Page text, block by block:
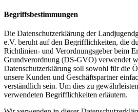
Begriffsbestimmungen
Die Datenschutzerklärung der
e.V. beruht auf den Begrifflichkeiten, die
Richtlinien- und Verordnungsgeber beim
Grundverordnung (DS-GVO) verwendet
Datenschutzerklärung soll sowohl für die
unsere Kunden und Geschäftspartner
verständlich sein. Um dies zu
verwendeten Begrifflichkeiten erläutern.